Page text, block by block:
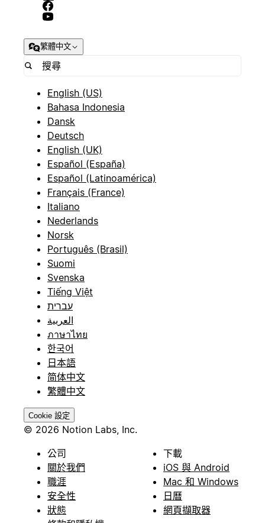
繁體中文
English (US)
Bahasa Indonesia
Dansk
Deutsch
English (UK)
Español (España)
Español (Latinoamérica)
Français (France)
Italiano
Nederlands
Norsk
Português (Brasil)
Suomi
Svenska
Tiếng Việt
עברית
العربية
ภาษาไทย
한국어
日本語
简体中文
繁體中文
Cookie 設定
© 2026 Notion Labs, Inc.
公司
關於我們
職涯
安全性
狀態
下載
iOS 與 Android
Mac 和 Windows
日曆
網頁擷取器